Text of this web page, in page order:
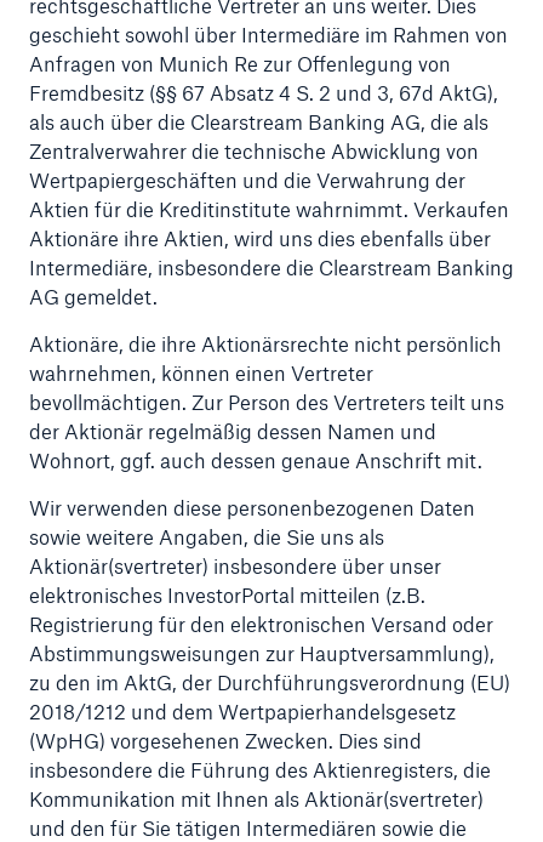
rechtsgeschäftliche Vertreter an uns weiter. Dies
geschieht sowohl über Intermediäre im Rahmen von
Anfragen von Munich Re zur Offenlegung von
Fremdbesitz (§§ 67 Absatz 4 S. 2 und 3, 67d AktG),
als auch über die Clearstream Banking AG, die als
Zentralverwahrer die technische Abwicklung von
Wertpapiergeschäften und die Verwahrung der
Aktien für die Kreditinstitute wahrnimmt. Verkaufen
Aktionäre ihre Aktien, wird uns dies ebenfalls über
Intermediäre, insbesondere die Clearstream Banking
AG gemeldet.
Aktionäre, die ihre Aktionärsrechte nicht persönlich
wahrnehmen, können einen Vertreter
bevollmächtigen. Zur Person des Vertreters teilt uns
der Aktionär regelmäßig dessen Namen und
Wohnort, ggf. auch dessen genaue Anschrift mit.
Wir verwenden diese personenbezogenen Daten
sowie weitere Angaben, die Sie uns als
Aktionär(svertreter) insbesondere über unser
elektronisches InvestorPortal mitteilen (z.B.
Registrierung für den elektronischen Versand oder
Abstimmungsweisungen zur Hauptversammlung),
zu den im AktG, der Durchführungsverordnung (EU)
2018/1212 und dem Wertpapierhandelsgesetz
(WpHG) vorgesehenen Zwecken. Dies sind
insbesondere die Führung des Aktienregisters, die
Kommunikation mit Ihnen als Aktionär(svertreter)
und den für Sie tätigen Intermediären sowie die
Fakten
CLARA reduziert die Wartezeit bis zur
Leistungsentscheidung in der BU-
Versicherung bis zu
50 %
Geschätzte globale wirtschaftliche Kosten der
Internetkriminalität
600 bn
US Dollar im Jahr 2018